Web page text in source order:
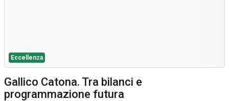
Eccellenza
Gallico Catona. Tra bilanci e
programmazione futura